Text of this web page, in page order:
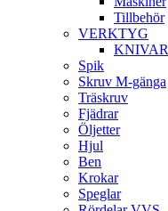
Tillbehör
VERKTYG
KNIVAR
Spik
Skruv M-gänga
Träskruv
Fjädrar
Öljetter
Hjul
Ben
Krokar
Speglar